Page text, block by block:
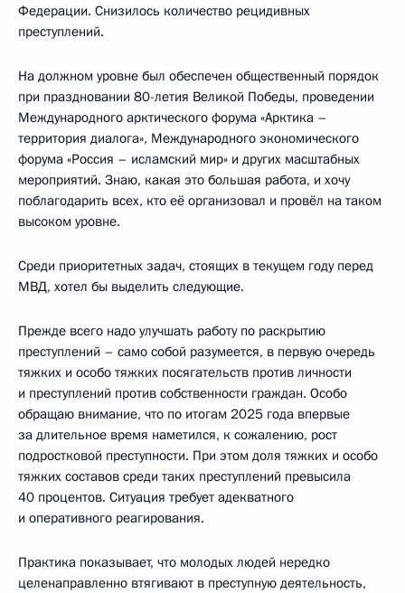
Федерации. Снизилось количество рецидивных
преступлений.
На должном уровне был обеспечен общественный порядок
при праздновании 80-летия Великой Победы, проведении
Международного арктического форума «Арктика –
территория диалога», Международного экономического
форума «Россия – исламский мир» и других масштабных
мероприятий. Знаю, какая это большая работа, и хочу
поблагодарить всех, кто её организовал и провёл на таком
высоком уровне.
Среди приоритетных задач, стоящих в текущем году перед
МВД, хотел бы выделить следующие.
Прежде всего надо улучшать работу по раскрытию
преступлений – само собой разумеется, в первую очередь
тяжких и особо тяжких посягательств против личности
и преступлений против собственности граждан. Особо
обращаю внимание, что по итогам 2025 года впервые
за длительное время наметился, к сожалению, рост
подростковой преступности. При этом доля тяжких и особо
тяжких составов среди таких преступлений превысила
40 процентов. Ситуация требует адекватного
и оперативного реагирования.
Практика показывает, что молодых людей нередко
целенаправленно втягивают в преступную деятельность,